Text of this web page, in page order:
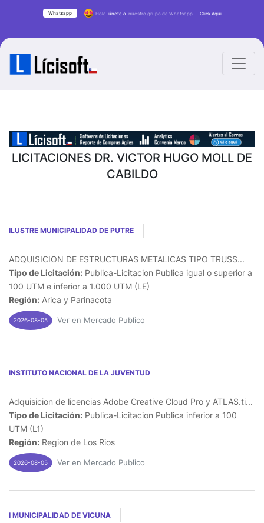
Whatsapp Hola únete a nuestro grupo de Whatsapp Click Aqui
LICITACIONES DR. VICTOR HUGO MOLL DE
CABILDO
ILUSTRE MUNICIPALIDAD DE PUTRE
ADQUISICION DE ESTRUCTURAS METALICAS TIPO TRUSS...
Tipo de Licitación: Publica-Licitacion Publica igual o superior a
100 UTM e inferior a 1.000 UTM (LE)
Región: Arica y Parinacota
2026-08-05 Ver en Mercado Publico
INSTITUTO NACIONAL DE LA JUVENTUD
Adquisicion de licencias Adobe Creative Cloud Pro y ATLAS.ti...
Tipo de Licitación: Publica-Licitacion Publica inferior a 100
UTM (L1)
Región: Region de Los Rios
2026-08-05 Ver en Mercado Publico
I MUNICIPALIDAD DE VICUNA